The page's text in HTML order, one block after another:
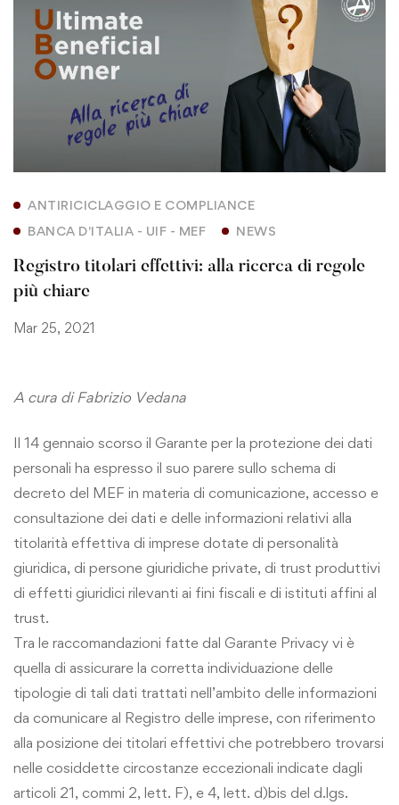
ANTIRICICLAGGIO E COMPLIANCE
BANCA D'ITALIA - UIF - MEF
NEWS
Registro titolari effettivi: alla ricerca di regole
più chiare
Mar 25, 2021
A cura di Fabrizio Vedana
Il 14 gennaio scorso il Garante per la protezione dei dati
personali ha espresso il suo parere sullo schema di
decreto del MEF in materia di comunicazione, accesso e
consultazione dei dati e delle informazioni relativi alla
titolarità effettiva di imprese dotate di personalità
giuridica, di persone giuridiche private, di trust produttivi
di effetti giuridici rilevanti ai fini fiscali e di istituti affini al
trust.
Tra le raccomandazioni fatte dal Garante Privacy vi è
quella di assicurare la corretta individuazione delle
tipologie di tali dati trattati nell’ambito delle informazioni
da comunicare al Registro delle imprese, con riferimento
alla posizione dei titolari effettivi che potrebbero trovarsi
nelle cosiddette circostanze eccezionali indicate dagli
articoli 21, commi 2, lett. F), e 4, lett. d)bis del d.lgs.